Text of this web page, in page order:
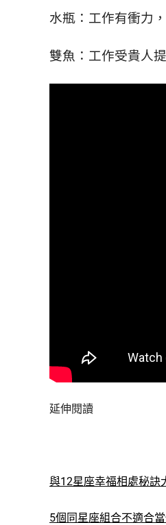
水瓶：工作有衝力
雙魚：工作受貴人
延伸閱讀
與12星座幸福相處秘訣
5個同星座組合不適合